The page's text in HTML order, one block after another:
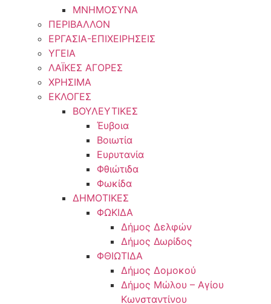
ΜΝΗΜΟΣΥΝΑ
ΠΕΡΙΒΑΛΛΟΝ
ΕΡΓΑΣΙΑ-ΕΠΙΧΕΙΡΗΣΕΙΣ
ΥΓΕΙΑ
ΛΑΪΚΕΣ ΑΓΟΡΕΣ
ΧΡΗΣΙΜΑ
ΕΚΛΟΓΕΣ
ΒΟΥΛΕΥΤΙΚΕΣ
Έυβοια
Βοιωτία
Ευρυτανία
Φθιώτιδα
Φωκίδα
ΔΗΜΟΤΙΚΕΣ
ΦΩΚΙΔΑ
Δήμος Δελφών
Δήμος Δωρίδος
ΦΘΙΩΤΙΔΑ
Δήμος Δομοκού
Δήμος Μώλου – Αγίου
Κωνσταντίνου